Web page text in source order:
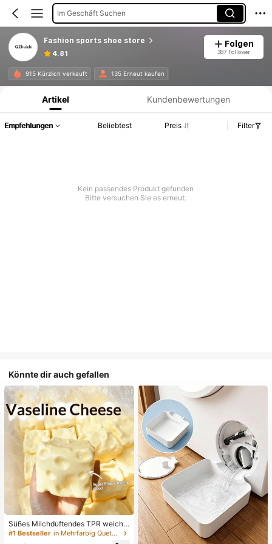
Im Geschäft Suchen
Fashion sports shoe store
4.81
Folgen
387 Follower
915 Kürzlich verkauft 135 Erneut kaufen
Produktinformation: Preisangabe, Verkaufs- und Lagerbestandsdetails.
Artikel Kundenbewertungen
Empfehlungen Beliebtest Preis Filter
Kein passendes Produkt gefunden
Bitte versuchen Sie es erneut.
Könnte dir auch gefallen
Süßes Milchduftendes TPR weiche
s quetschbares Dumpling-förmiges
Stressabbau-Spielzeug, 5cm niedli
#1 Bestseller in Mehrfarbig Quetschspielzeug für Teenager